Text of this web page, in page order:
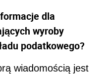
dla
wyroby
podatkowego?
wiadomością jest